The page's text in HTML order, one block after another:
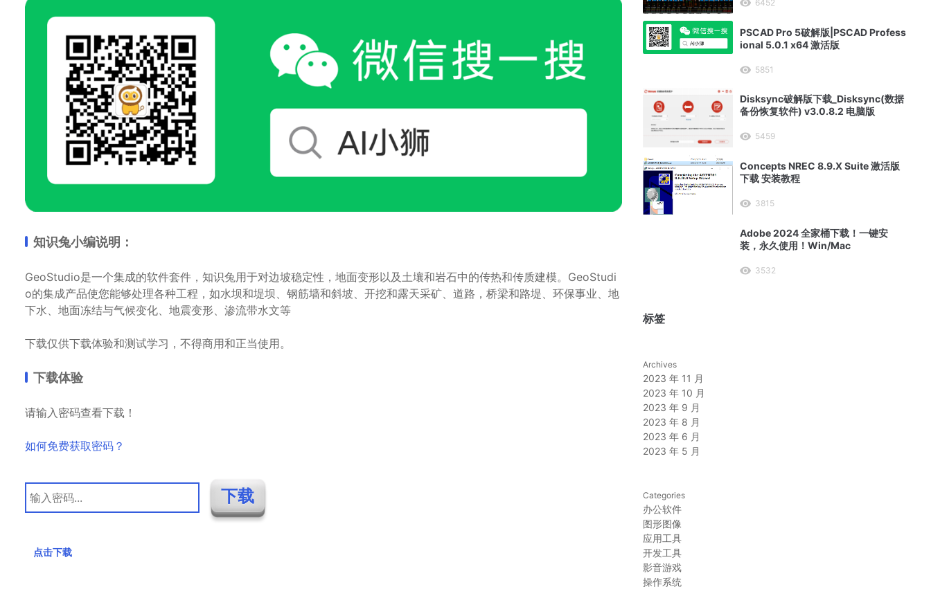
知识兔小编说明：
GeoStudio是一个集成的软件套件，知识兔用于对边坡稳定性，地面变形以及土壤和岩石中的传热和传质建模。GeoStudi
o的集成产品使您能够处理各种工程，如水坝和堤坝、钢筋墙和斜坡、开挖和露天采矿、道路，桥梁和路堤、环保事业、地
下水、地面冻结与气候变化、地震变形、渗流带水文等
下载仅供下载体验和测试学习，不得商用和正当使用。
下载体验
请输入密码查看下载！
如何免费获取密码？
点击下载
6452
PSCAD Pro 5破解版|PSCAD Profess
ional 5.0.1 x64 激活版
5851
Disksync破解版下载_Disksync(数据
备份恢复软件) v3.0.8.2 电脑版
5459
Concepts NREC 8.9.X Suite 激活版
下载 安装教程
3815
Adobe 2024 全家桶下载！一键安
装，永久使用！Win/Mac
3532
标签
Archives
2023 年 11 月
2023 年 10 月
2023 年 9 月
2023 年 8 月
2023 年 6 月
2023 年 5 月
Categories
办公软件
图形图像
应用工具
开发工具
影音游戏
操作系统